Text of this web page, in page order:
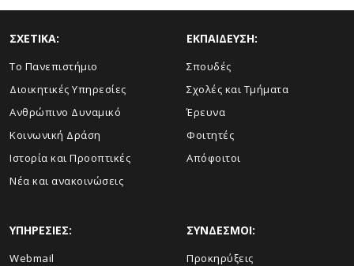
ΣΧΕΤΙΚΑ:
Το Πανεπιστήμιο
Διοικητικές Υπηρεσίες
Ανθρώπινο Δυναμικό
Κοινωνική Δράση
Ιστορία και Προοπτικές
Νέα και ανακοινώσεις
ΕΚΠΑΙΔΕΥΣΗ:
Σπουδές
Σχολές και Τμήματα
Έρευνα
Φοιτητές
Απόφοιτοι
ΥΠΗΡΕΣΙΕΣ:
Webmail
ΣΥΝΔΕΣΜΟΙ:
Προκηρύξεις